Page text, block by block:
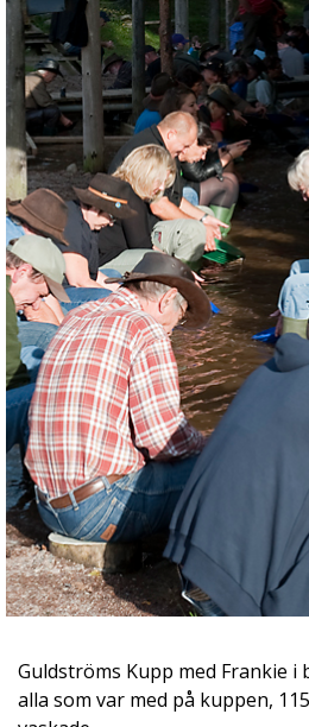
Guldströms Kupp med Frankie i
alla som var med på kuppen,